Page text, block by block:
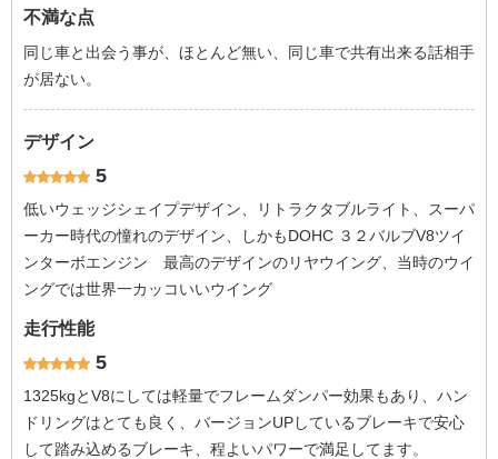
不満な点
同じ車と出会う事が、ほとんど無い、同じ車で共有出来る話相手
が居ない。
デザイン
5
低いウェッジシェイプデザイン、リトラクタブルライト、スーパ
ーカー時代の憧れのデザイン、しかもDOHC ３２バルブV8ツイ
ンターボエンジン 最高のデザインのリヤウイング、当時のウイ
ングでは世界一カッコいいウイング
走行性能
5
1325kgとV8にしては軽量でフレームダンパー効果もあり、ハン
ドリングはとても良く、バージョンUPしているブレーキで安心
して踏み込めるブレーキ、程よいパワーで満足してます。